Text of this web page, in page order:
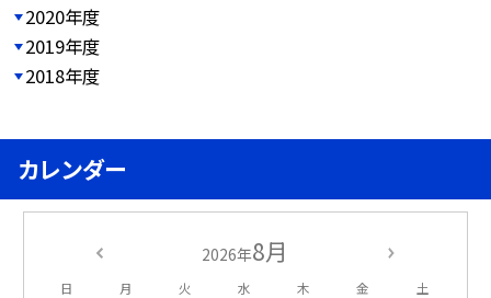
2020年度
2019年度
2018年度
カレンダー
2026年8月
日 月 火 水 木 金 土